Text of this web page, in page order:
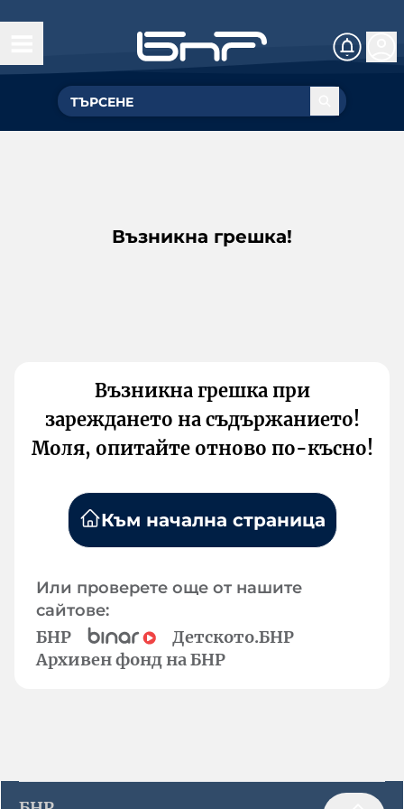
Възникна грешка!
Възникна грешка при
зареждането на съдържанието!
Моля, опитайте отново по-късно!
Към начална страница
Или проверете още от нашите
сайтове:
БНР
Детското.БНР
Архивен фонд на БНР